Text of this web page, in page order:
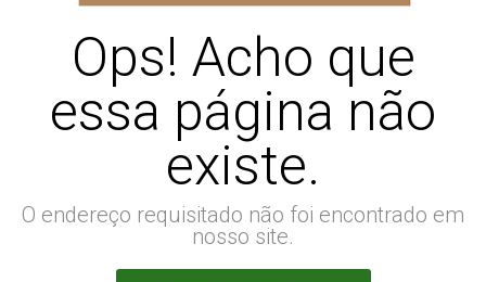
Ops! Acho que
essa página não
existe.
O endereço requisitado não foi encontrado em
nosso site.